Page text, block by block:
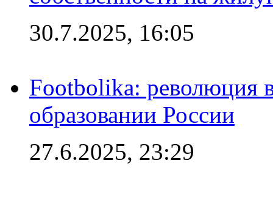
30.7.2025, 16:05
Footbolika: революция
образовании России
27.6.2025, 23:29